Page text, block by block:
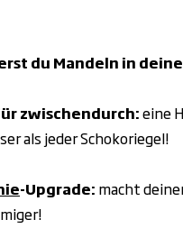
du Mandeln in
zwischendurch:eine
als jeder Schokoriegel!
-Upgrade: macht